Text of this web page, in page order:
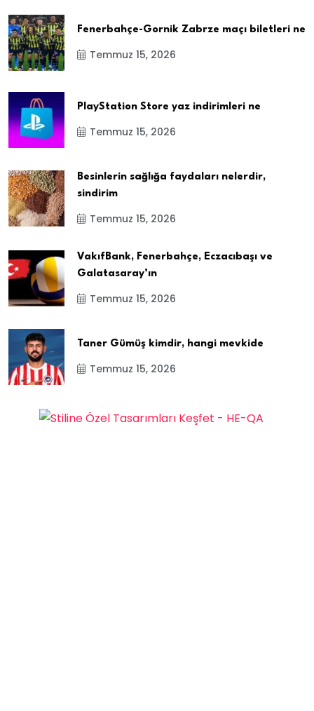
Fenerbahçe-Gornik Zabrze maçı biletleri ne
Temmuz 15, 2026
PlayStation Store yaz indirimleri ne
Temmuz 15, 2026
Besinlerin sağlığa faydaları nelerdir,
sindirim
Temmuz 15, 2026
VakıfBank, Fenerbahçe, Eczacıbaşı ve
Galatasaray’ın
Temmuz 15, 2026
Taner Gümüş kimdir, hangi mevkide
Temmuz 15, 2026